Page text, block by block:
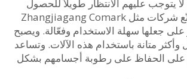
عليهم الانتظار طويلاً للحصول
على مياههم. وتُصنّع شركات مثل Zhangjiagang Comark
سهلة الاستخدام وفعّالة. ويصبح
متانة باستخدام هذه الآلات. وتساعد
على رطوبة أجسامهم بشكل